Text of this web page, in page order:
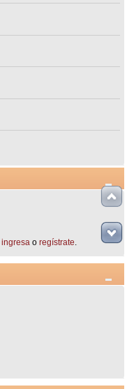
ingresao regístrate.